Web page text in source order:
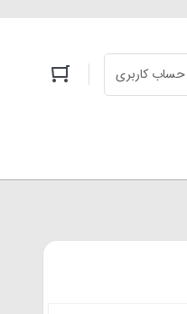
حساب کاربری